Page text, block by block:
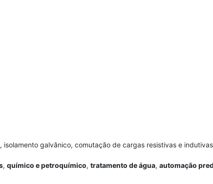
galvânico, comutação de cargas resistivas e
, químico e petroquímico, tratamento de água, automação